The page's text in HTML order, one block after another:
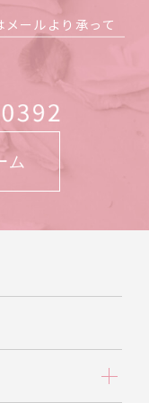
ールより承って
ム